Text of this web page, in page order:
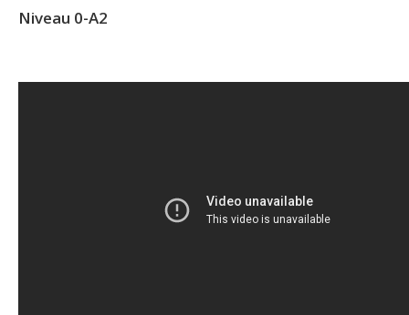
Niveau 0-A2